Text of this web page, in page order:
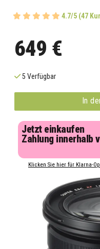
4.7/5 (47
649 €
5 Verfügbar
In
Jetzt einkaufen
Zahlung innerhalb
Klicken Sie hier für Klarna-